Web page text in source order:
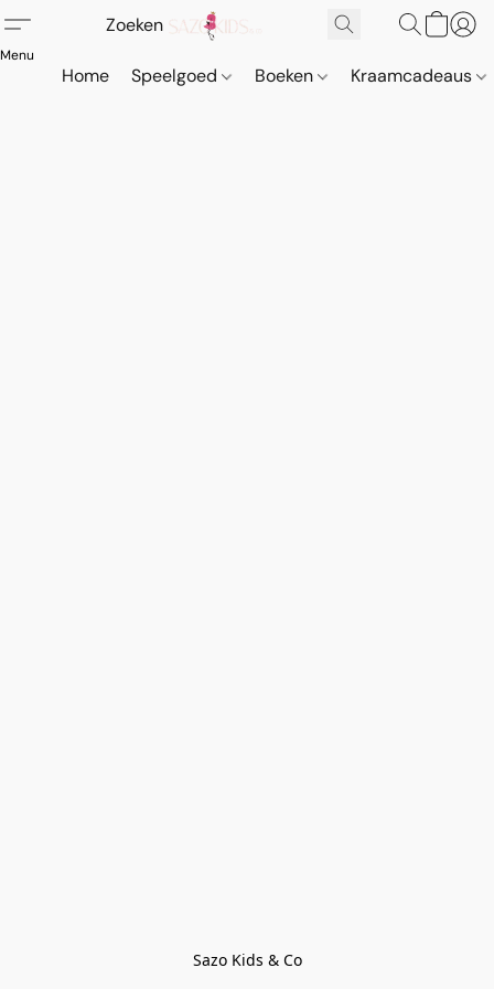
Home Speelgoed Boeken Kraamcadeaus
Sazo Kids & Co